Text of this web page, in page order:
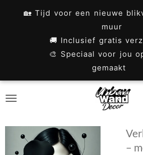
🏡 Tijd voor een nieuwe
muur
🚚 Inclusief gratis
🎨 Speciaal voor jou
gemaakt
–